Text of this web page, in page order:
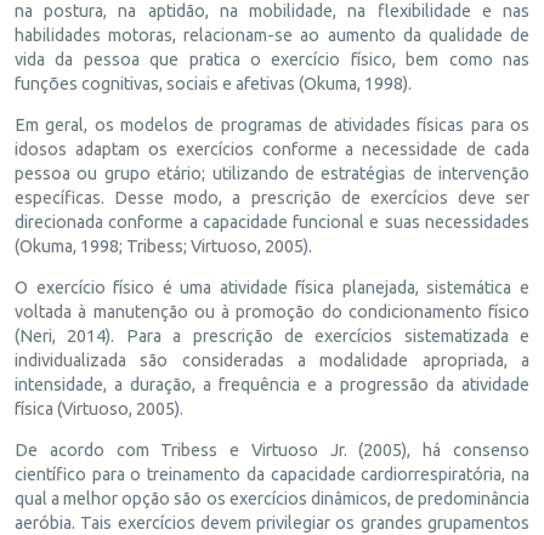
na postura, na aptidão, na mobilidade, na flexibilidade e nas
habilidades motoras, relacionam-se ao aumento da qualidade de
vida da pessoa que pratica o exercício físico, bem como nas
funções cognitivas, sociais e afetivas (Okuma, 1998).
Em geral, os modelos de programas de atividades físicas para os
idosos adaptam os exercícios conforme a necessidade de cada
pessoa ou grupo etário; utilizando de estratégias de intervenção
específicas. Desse modo, a prescrição de exercícios deve ser
direcionada conforme a capacidade funcional e suas necessidades
(Okuma, 1998; Tribess; Virtuoso, 2005).
O exercício físico é uma atividade física planejada, sistemática e
voltada à manutenção ou à promoção do condicionamento físico
(Neri, 2014). Para a prescrição de exercícios sistematizada e
individualizada são consideradas a modalidade apropriada, a
intensidade, a duração, a frequência e a progressão da atividade
física (Virtuoso, 2005).
De acordo com Tribess e Virtuoso Jr. (2005), há consenso
científico para o treinamento da capacidade cardiorrespiratória, na
qual a melhor opção são os exercícios dinâmicos, de predominância
aeróbia. Tais exercícios devem privilegiar os grandes grupamentos